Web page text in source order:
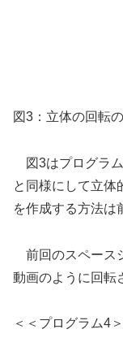
図3：立体の回転
図3はプログラ
と同様にして立体
を作成する方法は
前回のスペース
動画のように回転
＜＜プログラム4